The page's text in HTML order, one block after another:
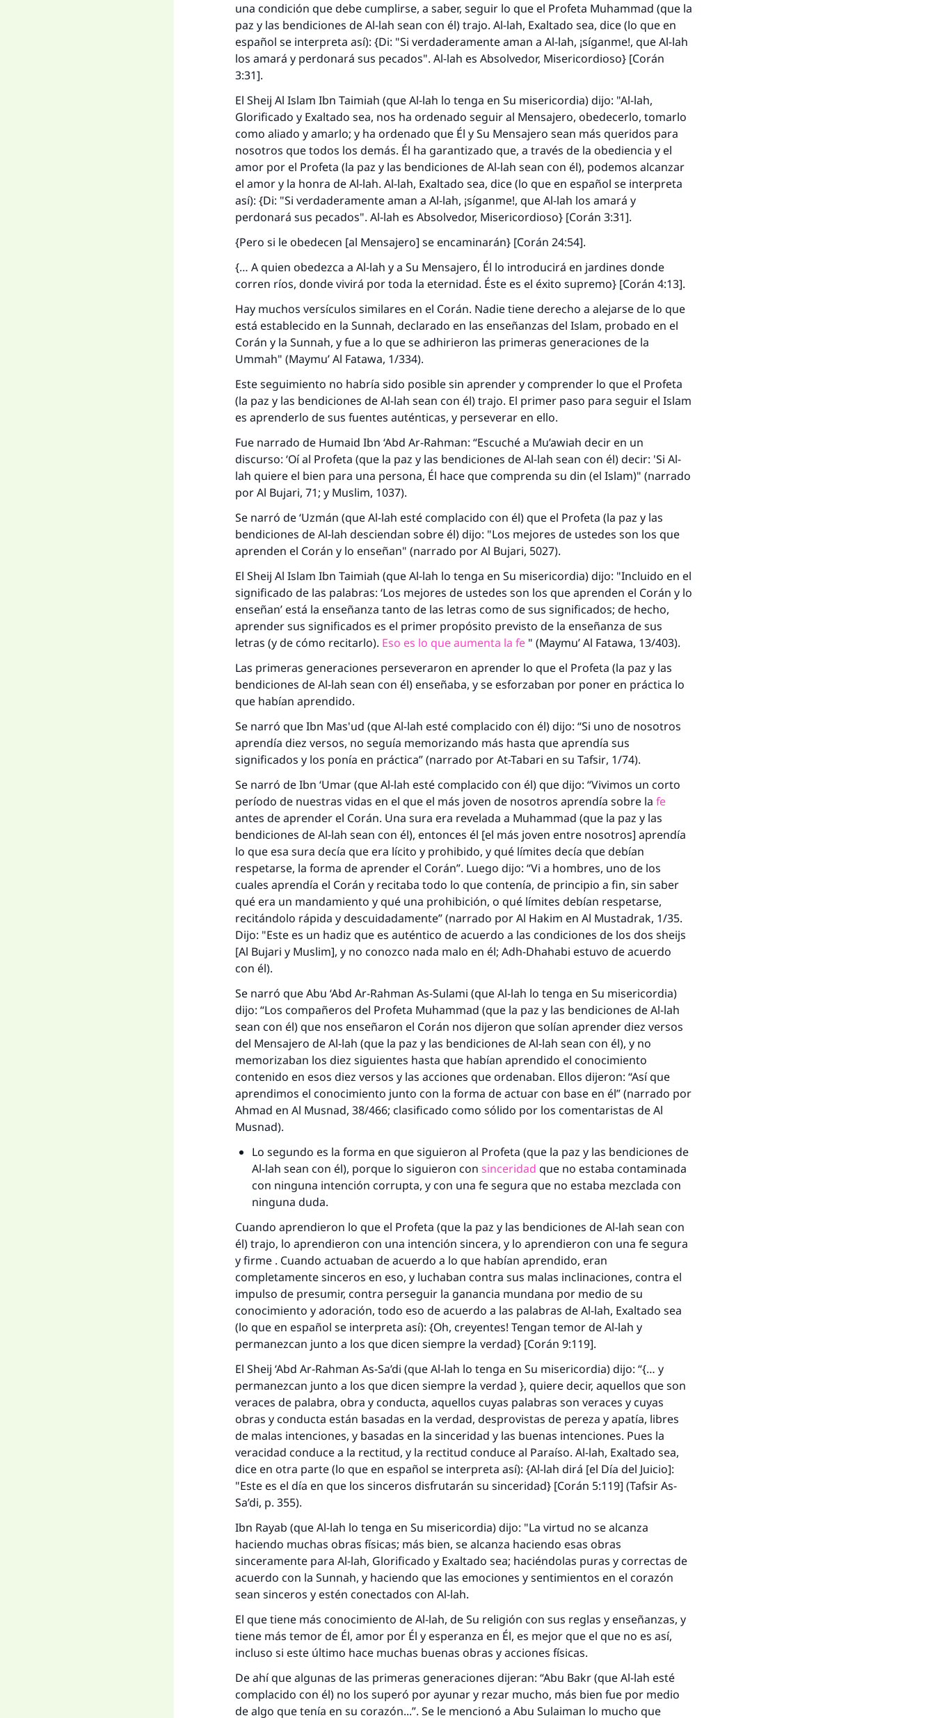
una condición que debe cumplirse, a saber, seguir lo que el Profeta Muhammad (que la
paz y las bendiciones de Al-lah sean con él) trajo. Al-lah, Exaltado sea, dice (lo que en
español se interpreta así): {Di: "Si verdaderamente aman a Al-lah, ¡síganme!, que Al-lah
los amará y perdonará sus pecados". Al-lah es Absolvedor, Misericordioso} [Corán
3:31].
El Sheij Al Islam Ibn Taimiah (que Al-lah lo tenga en Su misericordia) dijo: "Al-lah,
Glorificado y Exaltado sea, nos ha ordenado seguir al Mensajero, obedecerlo, tomarlo
como aliado y amarlo; y ha ordenado que Él y Su Mensajero sean más queridos para
nosotros que todos los demás. Él ha garantizado que, a través de la obediencia y el
amor por el Profeta (la paz y las bendiciones de Al-lah sean con él), podemos alcanzar
el amor y la honra de Al-lah. Al-lah, Exaltado sea, dice (lo que en español se interpreta
así): {Di: "Si verdaderamente aman a Al-lah, ¡síganme!, que Al-lah los amará y
perdonará sus pecados". Al-lah es Absolvedor, Misericordioso} [Corán 3:31].
{Pero si le obedecen [al Mensajero] se encaminarán} [Corán 24:54].
{… A quien obedezca a Al-lah y a Su Mensajero, Él lo introducirá en jardines donde
corren ríos, donde vivirá por toda la eternidad. Éste es el éxito supremo} [Corán 4:13].
Hay muchos versículos similares en el Corán. Nadie tiene derecho a alejarse de lo que
está establecido en la Sunnah, declarado en las enseñanzas del Islam, probado en el
Corán y la Sunnah, y fue a lo que se adhirieron las primeras generaciones de la
Ummah" (Maymu’ Al Fatawa, 1/334).
Este seguimiento no habría sido posible sin aprender y comprender lo que el Profeta
(la paz y las bendiciones de Al-lah sean con él) trajo. El primer paso para seguir el Islam
es aprenderlo de sus fuentes auténticas, y perseverar en ello.
Fue narrado de Humaid Ibn ‘Abd Ar-Rahman: “Escuché a Mu’awiah decir en un
discurso: ‘Oí al Profeta (que la paz y las bendiciones de Al-lah sean con él) decir: 'Si Al-
lah quiere el bien para una persona, Él hace que comprenda su din (el Islam)" (narrado
por Al Bujari, 71; y Muslim, 1037).
Se narró de ‘Uzmán (que Al-lah esté complacido con él) que el Profeta (la paz y las
bendiciones de Al-lah desciendan sobre él) dijo: "Los mejores de ustedes son los que
aprenden el Corán y lo enseñan" (narrado por Al Bujari, 5027).
El Sheij Al Islam Ibn Taimiah (que Al-lah lo tenga en Su misericordia) dijo: "Incluido en el
significado de las palabras: ‘Los mejores de ustedes son los que aprenden el Corán y lo
enseñan’ está la enseñanza tanto de las letras como de sus significados; de hecho,
aprender sus significados es el primer propósito previsto de la enseñanza de sus
letras (y de cómo recitarlo). Eso es lo que aumenta la fe " (Maymu’ Al Fatawa, 13/403).
Las primeras generaciones perseveraron en aprender lo que el Profeta (la paz y las
bendiciones de Al-lah sean con él) enseñaba, y se esforzaban por poner en práctica lo
que habían aprendido.
Se narró que Ibn Mas'ud (que Al-lah esté complacido con él) dijo: “Si uno de nosotros
aprendía diez versos, no seguía memorizando más hasta que aprendía sus
significados y los ponía en práctica” (narrado por At-Tabari en su Tafsir, 1/74).
Se narró de Ibn ‘Umar (que Al-lah esté complacido con él) que dijo: “Vivimos un corto
período de nuestras vidas en el que el más joven de nosotros aprendía sobre la fe
antes de aprender el Corán. Una sura era revelada a Muhammad (que la paz y las
bendiciones de Al-lah sean con él), entonces él [el más joven entre nosotros] aprendía
lo que esa sura decía que era lícito y prohibido, y qué límites decía que debían
respetarse, la forma de aprender el Corán”. Luego dijo: “Vi a hombres, uno de los
cuales aprendía el Corán y recitaba todo lo que contenía, de principio a fin, sin saber
qué era un mandamiento y qué una prohibición, o qué límites debían respetarse,
recitándolo rápida y descuidadamente” (narrado por Al Hakim en Al Mustadrak, 1/35.
Dijo: "Este es un hadiz que es auténtico de acuerdo a las condiciones de los dos sheijs
[Al Bujari y Muslim], y no conozco nada malo en él; Adh-Dhahabi estuvo de acuerdo
con él).
Se narró que Abu ‘Abd Ar-Rahman As-Sulami (que Al-lah lo tenga en Su misericordia)
dijo: “Los compañeros del Profeta Muhammad (que la paz y las bendiciones de Al-lah
sean con él) que nos enseñaron el Corán nos dijeron que solían aprender diez versos
del Mensajero de Al-lah (que la paz y las bendiciones de Al-lah sean con él), y no
memorizaban los diez siguientes hasta que habían aprendido el conocimiento
contenido en esos diez versos y las acciones que ordenaban. Ellos dijeron: “Así que
aprendimos el conocimiento junto con la forma de actuar con base en él” (narrado por
Ahmad en Al Musnad, 38/466; clasificado como sólido por los comentaristas deAl
Musnad).
Lo segundo es la forma en que siguieron al Profeta (que la paz y las bendiciones de
Al-lah sean con él), porque lo siguieron con sinceridad que no estaba contaminada
con ninguna intención corrupta, y con una fe segura que no estaba mezclada con
ninguna duda.
Cuando aprendieron lo que el Profeta (que la paz y las bendiciones de Al-lah sean con
él) trajo, lo aprendieron con una intención sincera, y lo aprendieron con una fe segura
y firme . Cuando actuaban de acuerdo a lo que habían aprendido, eran
completamente sinceros en eso, y luchaban contra sus malas inclinaciones, contra el
impulso de presumir, contra perseguir la ganancia mundana por medio de su
conocimiento y adoración, todo eso de acuerdo a las palabras de Al-lah, Exaltado sea
(lo que en español se interpreta así): {Oh, creyentes! Tengan temor de Al-lah y
permanezcan junto a los que dicen siempre la verdad} [Corán 9:119].
El Sheij ‘Abd Ar-Rahman As-Sa’di (que Al-lah lo tenga en Su misericordia) dijo: “{… y
permanezcan junto a los que dicen siempre la verdad }, quiere decir, aquellos que son
veraces de palabra, obra y conducta, aquellos cuyas palabras son veraces y cuyas
obras y conducta están basadas en la verdad, desprovistas de pereza y apatía, libres
de malas intenciones, y basadas en la sinceridad y las buenas intenciones. Pues la
veracidad conduce a la rectitud, y la rectitud conduce al Paraíso. Al-lah, Exaltado sea,
dice en otra parte (lo que en español se interpreta así): {Al-lah dirá [el Día del Juicio]:
"Este es el día en que los sinceros disfrutarán su sinceridad} [Corán 5:119] (Tafsir As-
Sa’di, p. 355).
Ibn Rayab (que Al-lah lo tenga en Su misericordia) dijo: "La virtud no se alcanza
haciendo muchas obras físicas; más bien, se alcanza haciendo esas obras
sinceramente para Al-lah, Glorificado y Exaltado sea; haciéndolas puras y correctas de
acuerdo con la Sunnah, y haciendo que las emociones y sentimientos en el corazón
sean sinceros y estén conectados con Al-lah.
El que tiene más conocimiento de Al-lah, de Su religión con sus reglas y enseñanzas, y
tiene más temor de Él, amor por Él y esperanza en Él, es mejor que el que no es así,
incluso si este último hace muchas buenas obras y acciones físicas.
De ahí que algunas de las primeras generaciones dijeran: “Abu Bakr (que Al-lah esté
complacido con él) no los superó por ayunar y rezar mucho, más bien fue por medio
de algo que tenía en su corazón...”. Se le mencionó a Abu Sulaiman lo mucho que
La respuesta no. 110845 salvó un matrimonio.
Desde la Q hasta la A, su contribución ayuda a IslamQA.
Profeta ﷺ dijo:
misma recompensa que aquellos que lo realicen."
(MUSLIM, 1893)
Contribuir